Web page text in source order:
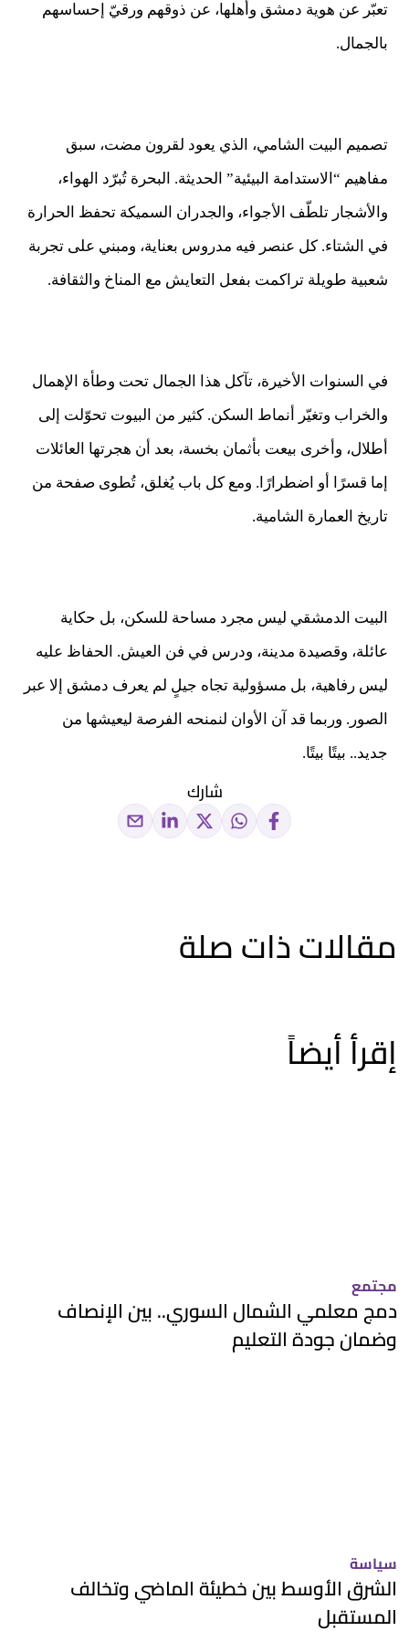
تعبّر عن هوية دمشق وأهلها، عن ذوقهم ورقيّ إحساسهم
بالجمال.
تصميم البيت الشامي، الذي يعود لقرون مضت، سبق
مفاهيم “الاستدامة البيئية” الحديثة. البحرة تُبرّد الهواء،
والأشجار تلطّف الأجواء، والجدران السميكة تحفظ الحرارة
في الشتاء. كل عنصر فيه مدروس بعناية، ومبني على تجربة
شعبية طويلة تراكمت بفعل التعايش مع المناخ والثقافة.
في السنوات الأخيرة، تآكل هذا الجمال تحت وطأة الإهمال
والخراب وتغيّر أنماط السكن. كثير من البيوت تحوّلت إلى
أطلال، وأخرى بيعت بأثمان بخسة، بعد أن هجرتها العائلات
إما قسرًا أو اضطرارًا. ومع كل باب يُغلق، تُطوى صفحة من
تاريخ العمارة الشامية.
البيت الدمشقي ليس مجرد مساحة للسكن، بل حكاية
عائلة، وقصيدة مدينة، ودرس في فن العيش. الحفاظ عليه
ليس رفاهية، بل مسؤولية تجاه جيلٍ لم يعرف دمشق إلا عبر
الصور. وربما قد آن الأوان لنمنحه الفرصة ليعيشها من
جديد.. بيتًا بيتًا.
شارك
مقالات ذات صلة
إقرأ أيضاً
مجتمع
دمج معلمي الشمال السوري.. بين الإنصاف
وضمان جودة التعليم
سياسة
الشرق الأوسط بين خطيئة الماضي وتخالف
المستقبل